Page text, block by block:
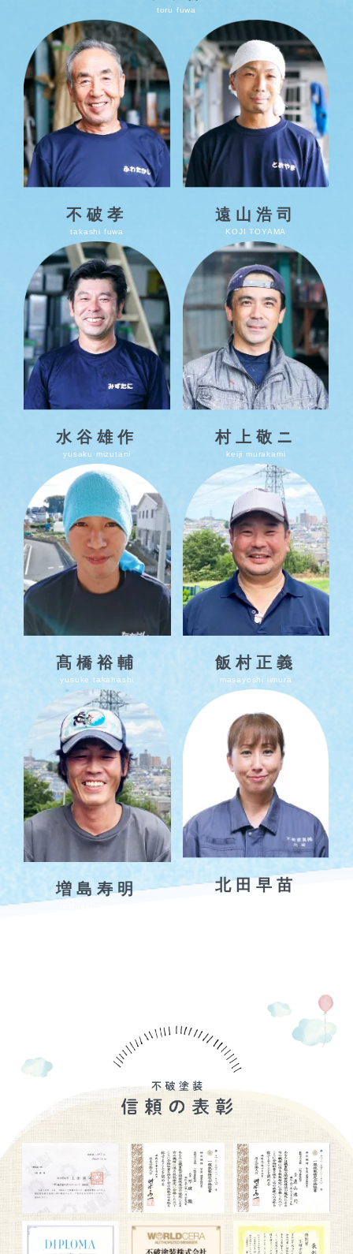
toru fuwa
不破孝
takashi fuwa
遠山浩司
KOJI TOYAMA
水谷雄作
yusaku mizutani
村上敬ニ
keiji murakami
髙橋裕輔
yusuke takahashi
飯村正義
masayoshi iimura
増島寿明 北田早苗